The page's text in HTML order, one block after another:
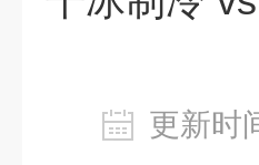
更新